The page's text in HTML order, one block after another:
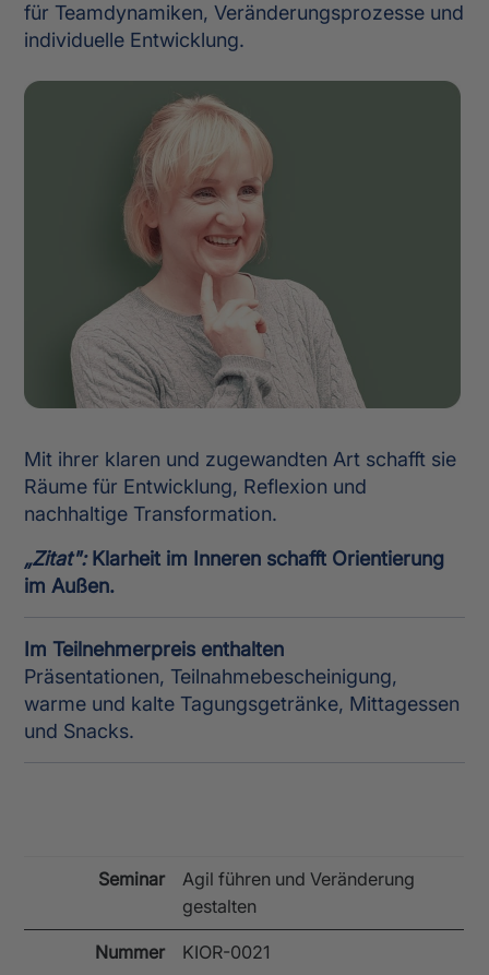
für Teamdynamiken, Veränderungsprozesse und
individuelle Entwicklung.
Mit ihrer klaren und zugewandten Art schafft sie
Räume für Entwicklung, Reflexion und
nachhaltige Transformation.
„Zitat": Klarheit im Inneren schafft Orientierung
im Außen.
Im Teilnehmerpreis enthalten
Präsentationen, Teilnahmebescheinigung,
warme und kalte Tagungsgetränke, Mittagessen
und Snacks.
Seminar
Agil führen und Veränderung
gestalten
Nummer KIOR-0021